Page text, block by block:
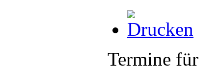
Termine für